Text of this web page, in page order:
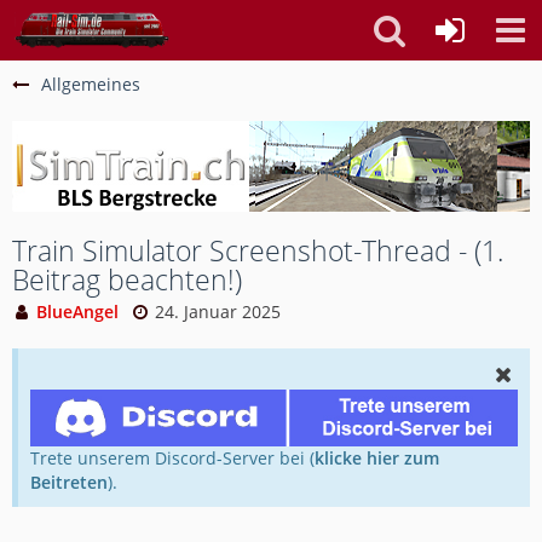
Allgemeines
Train Simulator Screenshot-Thread - (1.
Beitrag beachten!)
BlueAngel 24. Januar 2025
Trete unserem Discord-Server bei (klicke hier zum
Beitreten).